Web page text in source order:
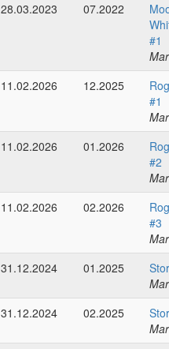
28.03.2023
07.2022
#1
11.02.2026
12.2025
#1
11.02.2026
01.2026
#2
11.02.2026
02.2026
#3
31.12.2024
01.2025
31.12.2024
02.2025